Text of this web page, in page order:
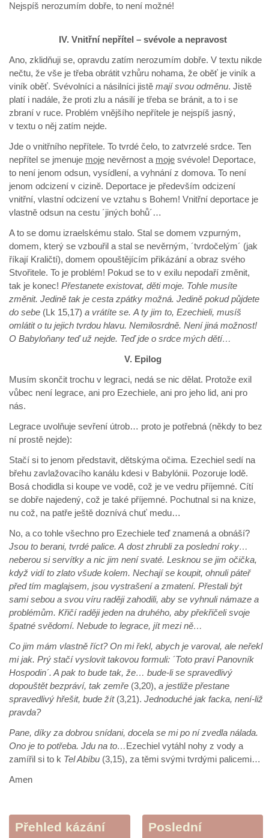
Nejspíš nerozumím dobře, to není možné!
IV. Vnitřní nepřítel – svévole a nepravost
Ano, zklidňuji se, opravdu zatím nerozumím dobře. V textu nikde
nečtu, že vše je třeba obrátit vzhůru nohama, že oběť je viník a
viník oběť. Svévolníci a násilníci jistě mají svou odměnu. Jistě
platí i nadále, že proti zlu a násilí je třeba se bránit, a to i se
zbraní v ruce. Problém vnějšího nepřítele je nejspíš jasný,
v textu o něj zatím nejde.
Jde o vnitřního nepřítele. To tvrdé čelo, to zatvrzelé srdce. Ten
nepřítel se jmenuje moje nevěrnost a moje svévole! Deportace,
to není jenom odsun, vysídlení, a vyhnání z domova. To není
jenom odcizení v cizině. Deportace je především odcizení
vnitřní, vlastní odcizení ve vztahu s Bohem! Vnitřní deportace je
vlastně odsun na cestu ´jiných bohů´…
A to se domu izraelskému stalo. Stal se domem vzpurným,
domem, který se vzbouřil a stal se nevěrným, ´tvrdočelým´ (jak
říkají Kraličtí), domem opouštějícím přikázání a obraz svého
Stvořitele. To je problém! Pokud se to v exilu nepodaří změnit,
tak je konec! Přestanete existovat, děti moje. Tohle musíte
změnit. Jedině tak je cesta zpátky možná. Jedině pokud půjdete
do sebe (Lk 15,17) a vrátíte se. A ty jim to, Ezechieli, musíš
omlátit o tu jejich tvrdou hlavu. Nemilosrdně. Není jiná možnost!
O Babyloňany teď už nejde. Teď jde o srdce mých dětí…
V. Epilog
Musím skončit trochu v legraci, nedá se nic dělat. Protože exil
vůbec není legrace, ani pro Ezechiele, ani pro jeho lid, ani pro
nás.
Legrace uvolňuje sevření útrob… proto je potřebná (někdy to bez
ní prostě nejde):
Stačí si to jenom představit, dětskýma očima. Ezechiel sedí na
břehu zavlažovacího kanálu kdesi v Babylónii. Pozoruje lodě.
Bosá chodidla si koupe ve vodě, což je ve vedru příjemné. Cítí
se dobře najedený, což je také příjemné. Pochutnal si na knize,
nu což, na patře ještě doznívá chuť medu…
No, a co tohle všechno pro Ezechiele teď znamená a obnáší?
Jsou to berani, tvrdé palice. A dost zhrubli za poslední roky…
neberou si servítky a nic jim není svaté. Lesknou se jim očička,
když vidí to zlato všude kolem. Nechají se koupit, ohnuli páteř
před tím maglajsem, jsou vystrašení a zmatení. Přestali být
sami sebou a svou víru raději zahodili, aby se vyhnuli námaze a
problémům. Křičí raději jeden na druhého, aby překřičeli svoje
špatné svědomí. Nebude to legrace, jít mezi ně…
Co jim mám vlastně říct? On mi řekl, abych je varoval, ale neřekl
mi jak. Prý stačí vyslovit takovou formuli: ´Toto praví Panovník
Hospodin´. A pak to bude tak, že… bude-li se spravedlivý
dopouštět bezpráví, tak zemře (3,20), a jestliže přestane
spravedlivý hřešit, bude žít (3,21). Jednoduché jak facka, není-liž
pravda?
Pane, díky za dobrou snídani, docela se mi po ní zvedla nálada.
Ono je to potřeba. Jdu na to…Ezechiel vytáhl nohy z vody a
zamířil si to k Tel Abíbu (3,15), za těmi svými tvrdými palicemi…
Amen
Přehled kázání
Poslední